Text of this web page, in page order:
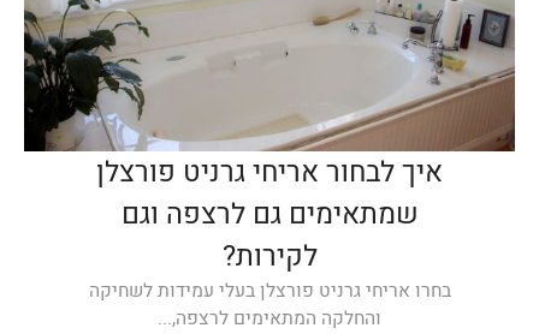
איך לבחור אריחי גרניט פורצלן
שמתאימים גם לרצפה וגם
לקירות?
בחרו אריחי גרניט פורצלן בעלי עמידות לשחיקה
והחלקה המתאימים לרצפה,...